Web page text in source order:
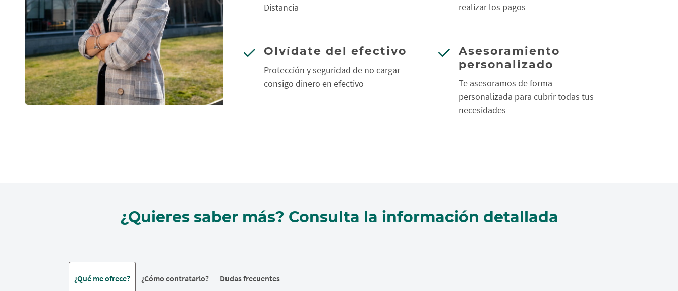
Distancia
realizar los pagos
Olvídate del efectivo
Protección y seguridad de no cargar
consigo dinero en efectivo
Asesoramiento
personalizado
Te asesoramos de forma
personalizada para cubrir todas tus
necesidades
¿Quieres saber más? Consulta la información detallada
¿Qué me ofrece? ¿Cómo contratarlo? Dudas frecuentes